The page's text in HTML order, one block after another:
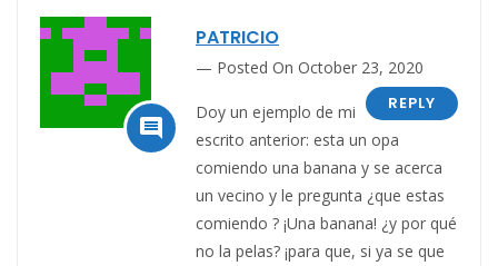

PATRICIO
Posted On October 23, 2020
REPLY
Doy un ejemplo de mi
escrito anterior: esta un opa
comiendo una banana y se acerca
un vecino y le pregunta ¿que estas
comiendo ? ¡Una banana! ¿y por qué
no la pelas? ¡para que, si ya se que